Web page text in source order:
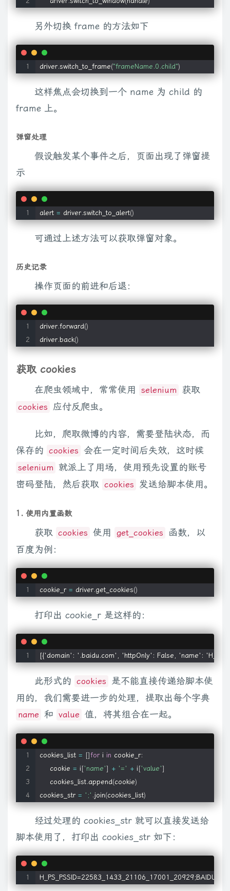
另外切换 frame 的方法如下
driver.switch_to_frame("frameName.0.child")
这样焦点会切换到一个 name 为 child 的
frame 上。
弹窗处理
假设触发某个事件之后，页面出现了弹窗提
示
alert = driver.switch_to_alert()
可通过上述方法可以获取弹窗对象。
历史记录
操作页面的前进和后退：
driver.forward()
driver.back()
获取 cookies
在爬虫领域中，常常使用 selenium 获取
cookies 应付反爬虫。
比如，爬取微博的内容，需要登陆状态，而
保存的 cookies 会在一定时间后失效，这时候
selenium 就派上了用场，使用预先设置的账号
密码登陆，然后获取 cookies 发送给脚本使用。
1. 使用内置函数
获取 cookies 使用 get_cookies
函数，以
百度为例：
cookie_r = driver.get_cookies()
打印出 cookie_r 是这样的：
[{'domain': '.baidu.com', 'httpOnly': False, 'name':
此形式的 cookies
是不能直接传递给脚本使
用的，我们需要进一步的处理，提取出每个字典
name 和 value 值，将其组合在一起。
cookies_list = []for i in cookie_r:
    cookie
= i ['name'] + '=' + i ['value']
    cookies_list
.append(cookie)
cookies_str = ';' . join(cookies_list)
经过处理的 cookies_str 就可以直接发送给
脚本使用了，打印出 cookies_str 如下：